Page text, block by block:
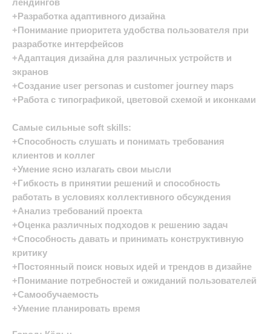
лендингов
+Разработка адаптивного дизайна
+Понимание приоритета удобства пользователя при
разработке интерфейсов
+Адаптация дизайна для различных устройств и
экранов
+Создание user personas и customer journey maps
+Работа с типографикой, цветовой схемой и иконками
Самые сильные soft skills:
+Способность слушать и понимать требования
клиентов и коллег
+Умение ясно излагать свои мысли
+Гибкость в принятии решений и способность
работать в условиях коллективного обсуждения
+Анализ требований проекта
+Оценка различных подходов к решению задач
+Способность давать и принимать конструктивную
критику
+Постоянный поиск новых идей и трендов в дизайне
+Понимание потребностей и ожиданий пользователей
+Самообучаемость
+Умение планировать время